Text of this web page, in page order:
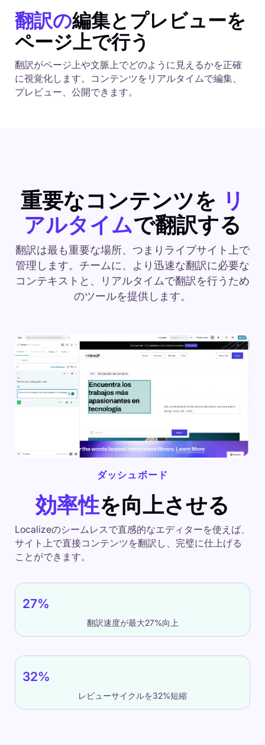
翻訳の編集とプレビューを
ページ上で行う
翻訳がページ上や文脈上でどのように見えるかを正確
に視覚化します。コンテンツをリアルタイムで編集、
プレビュー、公開できます。
重要なコンテンツを リ
アルタイムで翻訳する
翻訳は最も重要な場所、つまりライブサイト上で
管理します。チームに、より迅速な翻訳に必要な
コンテキストと、リアルタイムで翻訳を行うため
のツールを提供します。
ダッシュボード
効率性を向上させる
Localizeのシームレスで直感的なエディターを使えば、
サイト上で直接コンテンツを翻訳し、完璧に仕上げる
ことができます。
27%
翻訳速度が最大27%向上
32%
レビューサイクルを32%短縮